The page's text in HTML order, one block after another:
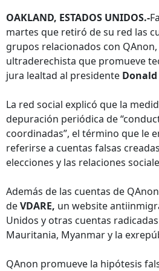
OAKLAND, ESTADOS UNIDOS.-
martes que retiró de su red las
grupos relacionados con
ultraderechista que promueve
jura lealtad al presidente
La red social explicó que la
depuración periódica de
coordinadas”, el término que le
referirse a cuentas falsas
elecciones y las relaciones
Además de las cuentas de
deVDARE, un website
Unidos y otras cuentas
Mauritania, Myanmar y la
QAnon promueve la hipótesis